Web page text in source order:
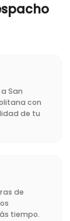
San
con
de tu
de
tiempo.